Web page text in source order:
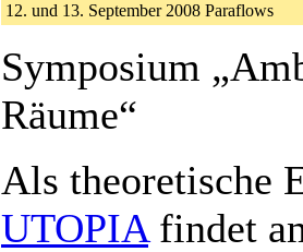
12. und 13. September 2008 Paraflows
Symposium
Räume“
Als theoretische
UTOPIAfindet